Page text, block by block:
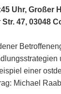
Uhr, Großer
47, 03048
einer
Michael Raab